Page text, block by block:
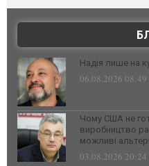
Надія лише на
06.08.2026 08:49
Чому США не
виробництво
можливі
03.08.2026 20:24